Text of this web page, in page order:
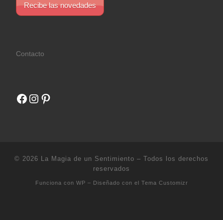
Recibe las novedades
Contacto
Facebook
Instagram
Pinterest
© 2026 La Magia de un Sentimiento – Todos los derechos
reservados
Funciona con WP – Diseñado con el Tema Customizr